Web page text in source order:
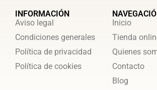
INFORMACIÓN
Aviso legal
Condiciones generales
Política de privacidad
Política de cookies
Inicio
Tienda
Quienes
Contacto
Blog